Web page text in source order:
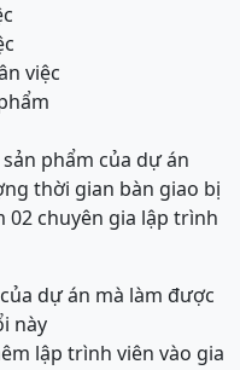
việc
phẩm của dự án
thời gian bàn giao bị
02 chuyên gia lập trình
dự án mà làm được
này
lập trình viên vào gia